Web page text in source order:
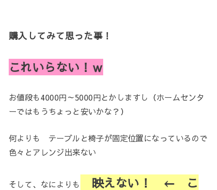
購入してみて思った事！
これいらない！ｗ
お値段も4000円～5000円とかしますし（ホームセンタ
ーではもうちょっと安いかな？）
何よりも テーブルと椅子が固定位置になっているので
色々とアレンジ出来ない
そして、なによりも 映えない！ ← こ